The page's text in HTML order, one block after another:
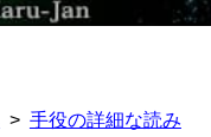
手役の詳細な読み